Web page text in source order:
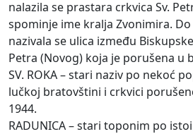
nalazila se prastara crkvica Sv.
spominje ime kralja Zvonimira. Do
nazivala se ulica između
Petra (Novog) koja je porušena u
SV. ROKA – stari naziv po nekoć
lučkoj bratovštini i crkvici
1944.
RADUNICA – stari toponim po